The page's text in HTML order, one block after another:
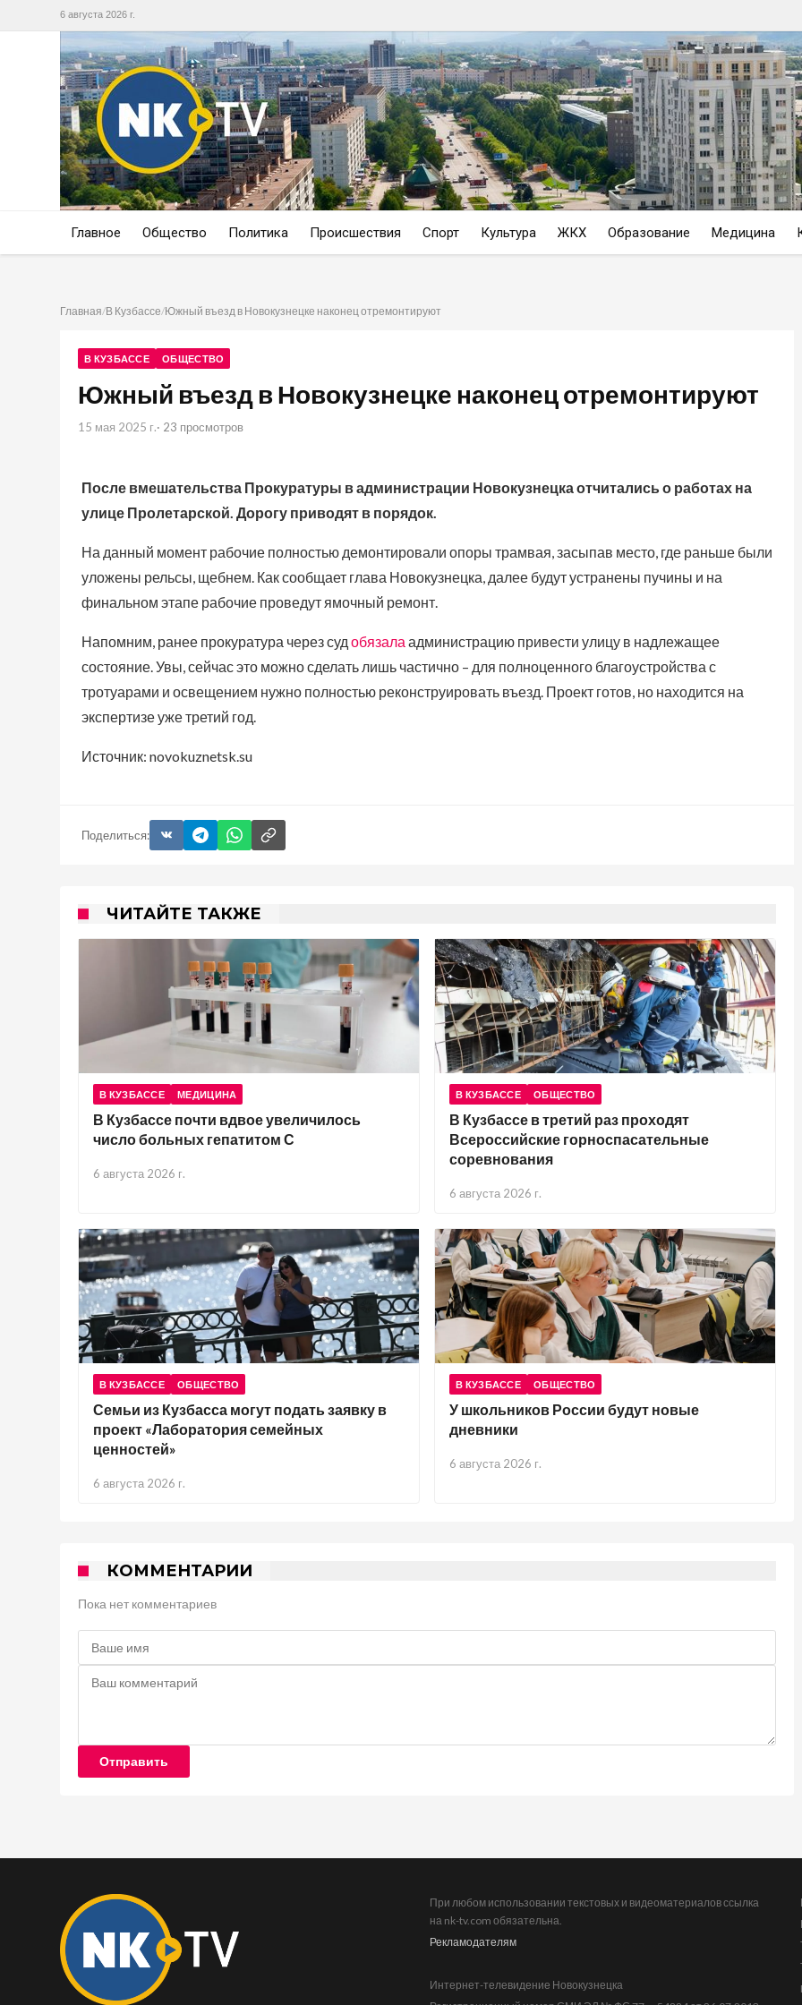
6 августа 2026 г.
Главное Общество Политика Происшествия Спорт Культура ЖКХ Образование Медицина
Главная/В Кузбассе/Южный въезд в Новокузнецке наконец отремонтируют
В КУЗБАССЕ ОБЩЕСТВО
Южный въезд в Новокузнецке наконец отремонтируют
15 мая 2025 г.· 23 просмотров
После вмешательства Прокуратуры в администрации Новокузнецка отчитались о работах на
улице Пролетарской. Дорогу приводят в порядок.
На данный момент рабочие полностью демонтировали опоры трамвая, засыпав место, где раньше были
уложены рельсы, щебнем. Как сообщает глава Новокузнецка, далее будут устранены пучины и на
финальном этапе рабочие проведут ямочный ремонт.
Напомним, ранее прокуратура через суд обязала администрацию привести улицу в надлежащее
состояние. Увы, сейчас это можно сделать лишь частично – для полноценного благоустройства с
тротуарами и освещением нужно полностью реконструировать въезд. Проект готов, но находится на
экспертизе уже третий год.
Источник: novokuznetsk.su
Поделиться:
ЧИТАЙТЕ ТАКЖЕ
В КУЗБАССЕ МЕДИЦИНА
В Кузбассе почти вдвое увеличилось
число больных гепатитом С
6 августа 2026 г.
В КУЗБАССЕ ОБЩЕСТВО
В Кузбассе в третий раз проходят
Всероссийские горноспасательные
соревнования
6 августа 2026 г.
В КУЗБАССЕ ОБЩЕСТВО
Семьи из Кузбасса могут подать заявку в
проект «Лаборатория семейных
ценностей»
6 августа 2026 г.
В КУЗБАССЕ ОБЩЕСТВО
У школьников России будут новые
дневники
6 августа 2026 г.
КОММЕНТАРИИ
Пока нет комментариев
Отправить
При любом использовании текстовых и видеоматериалов ссылка
на nk-tv.com обязательна.
Рекламодателям
Интернет-телевидение Новокузнецка